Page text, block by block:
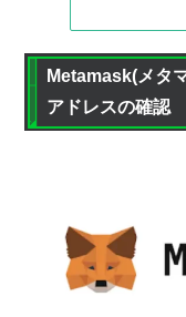
Metamask(メタ
アドレスの確認